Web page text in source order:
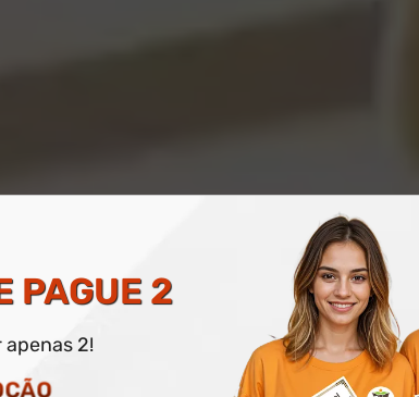
LÍDER COM
PAGUE 2
2!